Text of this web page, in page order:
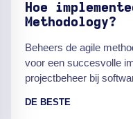
Hoe
Methodology?
Beheers de agile
voor een succesvolle
projectbeheer bij
DE BESTE